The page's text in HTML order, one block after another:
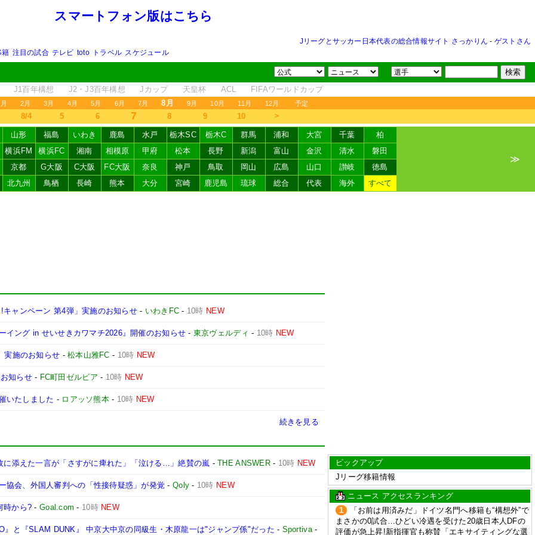
スマートフォン版はこちら
Jリーグとサッカー日本代表の総合情報サイト さっかりん - ゲストさん
籍 注目の試合 テレビ toto トラベル スケジュール
J1百年構想 J2・J3百年構想 Jカップ 天皇杯 ACL FIFAワールドカップ
2月 3月 4月 5月 6月 7月 8月 9月 10月 11月 12月 予定
8/4 5 6 7 8 9 10 ＞
山形 福島 いわき 鹿島 水戸 栃木SC 栃木C 群馬 浦和 大宮 千葉
柏
横浜FM
横浜FC 湘南 相模原 甲府 松本 長野 新潟 富山 金沢 清水
磐田
京都
G大阪 C大阪 FC大阪 奈良 神戸 鳥取 岡山 広島 山口 讃岐
徳島
北九州
鳥栖 長崎 熊本 大分 宮崎 鹿児島 琉球 総合 代表 海外 すべて
≫
ャンペーン 第4弾」実施のお知らせ- いわきFC - 10時 NEW
イング in せいせきカワマチ2026』開催のお知らせ - 東京ヴェルディ - 10時 NEW
実施のお知らせ -松本山雅FC - 10時 NEW
知らせ- FC町田ゼルビア - 10時 NEW
いたしました - ロアッソ熊本- 10時 NEW
続きを見る
添えた一言が「さすがに痺れた」「泣ける…」絶賛の嵐 -THE ANSWER- 10時 NEW
会、外国人審判への「性接待疑惑」が発覚 -Qoly - 10時 NEW
時から? -Goal.com - 10時 NEW
』と『SLAM DUNK』 中京大中京の同級生・木原龍一は"ジャンプ係"だった - Sportiva-
ピックアップ
Jリーグ移籍情報
ニュース アクセスランキング
1
「お前は用済みだ」ドイツ名門へ移籍も“構想外”で
まさかの0試合…ひどい冷遇を受けた20歳日本人DFの
評価が急上昇!新指揮官も称賛「エキサイティングな選